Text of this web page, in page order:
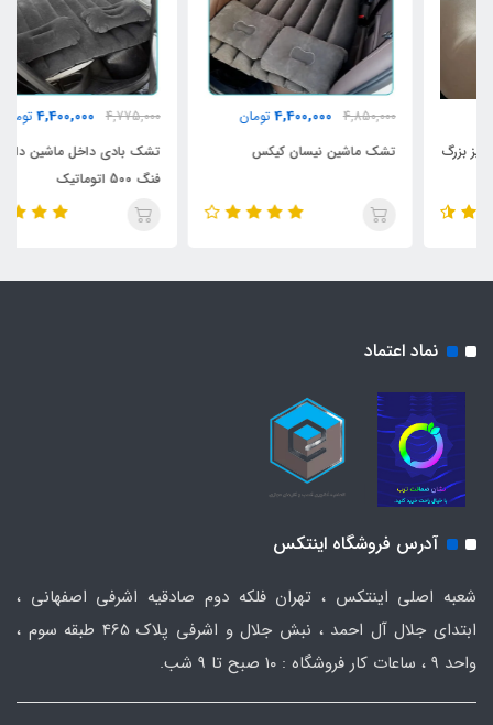
4,400,000 تومان
تشک ماشین نیسان کیکس
4,400,000 تومان
تشک بادی داخل ماشین دانگ
نماد اعتماد
آدرس فروشگاه اینتکس
شعبه اصلی اینتکس ، تهران فلکه دوم صادقیه اشرفی اصفهانی ،
ابتدای جلال آل احمد ، نبش جلال و اشرفی پلاک 465 طبقه سوم ،
واحد ۹ ، ساعات کار فروشگاه : ۱۰ صبح تا ۹ شب.